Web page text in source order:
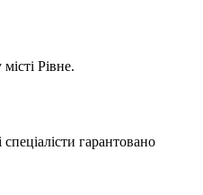
Рівне.
гарантовано